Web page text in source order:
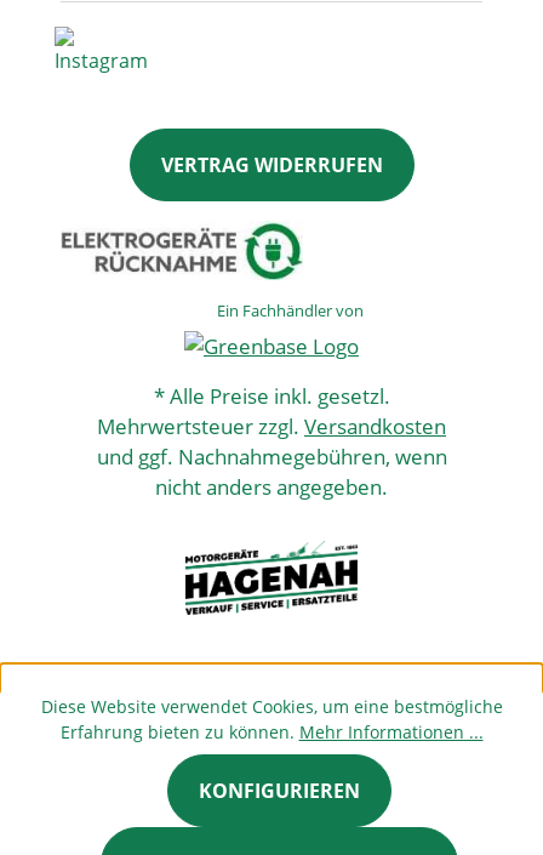
VERTRAG WIDERRUFEN
Ein Fachhändler von
* Alle Preise inkl. gesetzl.
Mehrwertsteuer zzgl. Versandkosten
und ggf. Nachnahmegebühren, wenn
nicht anders angegeben.
Diese Website verwendet Cookies, um eine bestmögliche
Erfahrung bieten zu können. Mehr Informationen ...
KONFIGURIEREN